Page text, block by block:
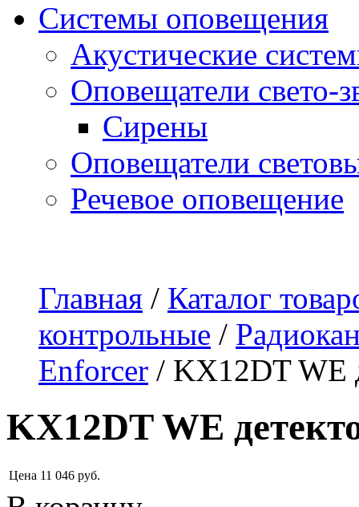
Системы оповещения
Акустические
Оповещатели свето-
Сирены
Оповещатели
Речевое оповещение
Главная / Каталог
контрольные /
Enforcer / KX12DT WE
KX12DT WE
Цена 11 046 руб.